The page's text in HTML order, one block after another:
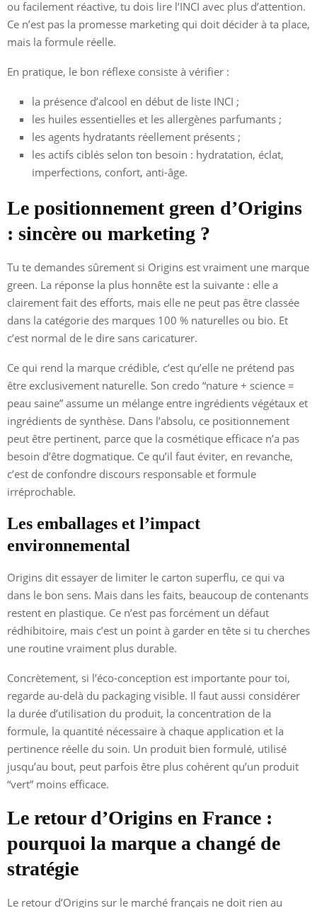
ou facilement réactive, tu dois lire l’INCI avec plus d’attention.
Ce n’est pas la promesse marketing qui doit décider à ta place,
mais la formule réelle.
En pratique, le bon réflexe consiste à vérifier :
la présence d’alcool en début de liste INCI ;
les huiles essentielles et les allergènes parfumants ;
les agents hydratants réellement présents ;
les actifs ciblés selon ton besoin : hydratation, éclat,
imperfections, confort, anti-âge.
Le positionnement green d’Origins
: sincère ou marketing ?
Tu te demandes sûrement si Origins est vraiment une marque
green. La réponse la plus honnête est la suivante : elle a
clairement fait des efforts, mais elle ne peut pas être classée
dans la catégorie des marques 100 % naturelles ou bio. Et
c’est normal de le dire sans caricaturer.
Ce qui rend la marque crédible, c’est qu’elle ne prétend pas
être exclusivement naturelle. Son credo “nature + science =
peau saine” assume un mélange entre ingrédients végétaux et
ingrédients de synthèse. Dans l’absolu, ce positionnement
peut être pertinent, parce que la cosmétique efficace n’a pas
besoin d’être dogmatique. Ce qu’il faut éviter, en revanche,
c’est de confondre discours responsable et formule
irréprochable.
Les emballages et l’impact
environnemental
Origins dit essayer de limiter le carton superflu, ce qui va
dans le bon sens. Mais dans les faits, beaucoup de contenants
restent en plastique. Ce n’est pas forcément un défaut
rédhibitoire, mais c’est un point à garder en tête si tu cherches
une routine vraiment plus durable.
Concrètement, si l’éco-conception est importante pour toi,
regarde au-delà du packaging visible. Il faut aussi considérer
la durée d’utilisation du produit, la concentration de la
formule, la quantité nécessaire à chaque application et la
pertinence réelle du soin. Un produit bien formulé, utilisé
jusqu’au bout, peut parfois être plus cohérent qu’un produit
“vert” moins efficace.
Le retour d’Origins en France :
pourquoi la marque a changé de
stratégie
Le retour d’Origins sur le marché français ne doit rien au